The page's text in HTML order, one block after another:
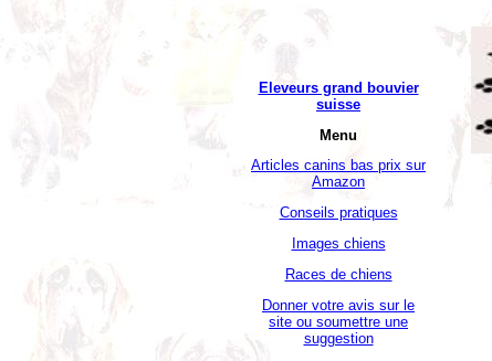
Eleveurs grand bouvier
suisse
Menu
Articles canins bas prix sur
Amazon
Conseils pratiques
Images chiens
Races de chiens
Donner votre avis sur le
site ou soumettre une
suggestion